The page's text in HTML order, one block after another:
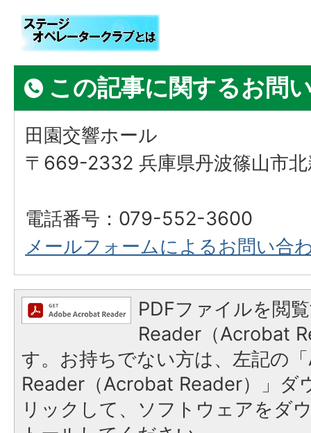
この記事に関するお問
田園交響ホール
〒669-2332 兵庫県丹波篠山市
電話番号：079-552-3600
メールフォームによるお問い合
PDFファイルを閲
Reader（Acrobat
す。お持ちでない方は、左記の
Reader（Acrobat Reader）」ダ
リックして、ソフトウェアをダ